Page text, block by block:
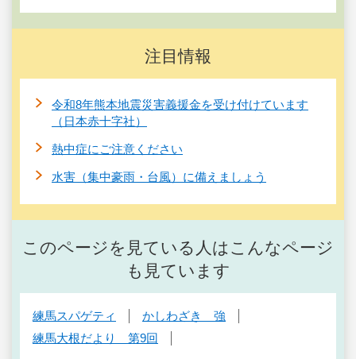
注目情報
令和8年熊本地震災害義援金を受け付けています
（日本赤十字社）
熱中症にご注意ください
水害（集中豪雨・台風）に備えましょう
このページを見ている人はこんなページ
も見ています
練馬スパゲティ
かしわざき 強
練馬大根だより 第9回